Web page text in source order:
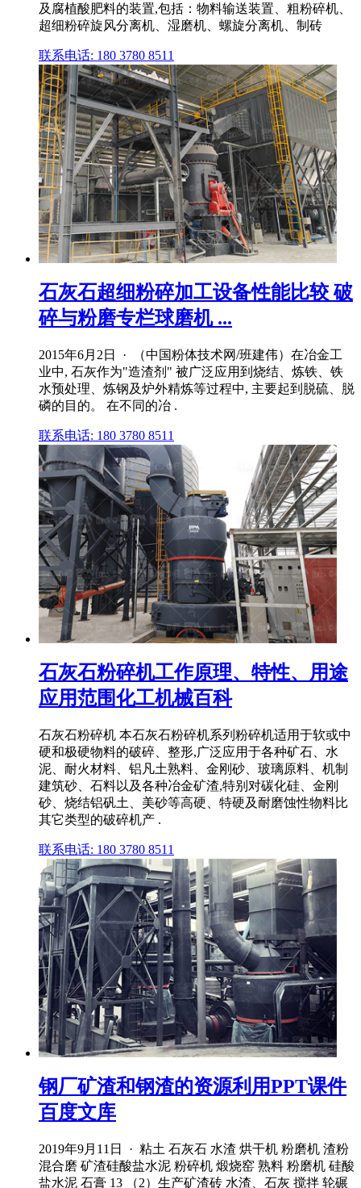
及腐植酸肥料的装置,包括：物料输送装置、粗粉碎机、
超细粉碎旋风分离机、湿磨机、螺旋分离机、制砖
联系电话: 180 3780 8511
石灰石超细粉碎加工设备性能比较 破
碎与粉磨专栏球磨机 ...
2015年6月2日 · （中国粉体技术网/班建伟）在冶金工
业中, 石灰作为"造渣剂" 被广泛应用到烧结、炼铁、铁
水预处理、炼钢及炉外精炼等过程中, 主要起到脱硫、脱
磷的目的。 在不同的冶 .
联系电话: 180 3780 8511
石灰石粉碎机工作原理、特性、用途
应用范围化工机械百科
石灰石粉碎机 本石灰石粉碎机系列粉碎机适用于软或中
硬和极硬物料的破碎、整形,广泛应用于各种矿石、水
泥、耐火材料、铝凡土熟料、金刚砂、玻璃原料、机制
建筑砂、石料以及各种冶金矿渣,特别对碳化硅、金刚
砂、烧结铝矾土、美砂等高硬、特硬及耐磨蚀性物料比
其它类型的破碎机产 .
联系电话: 180 3780 8511
钢厂矿渣和钢渣的资源利用PPT课件
百度文库
2019年9月11日 · 粘土 石灰石 水渣 烘干机 粉磨机 渣粉
混合磨 矿渣硅酸盐水泥 粉碎机 煅烧窑 熟料 粉磨机 硅酸
盐水泥 石膏 13 （2）生产矿渣砖 水渣、石灰 搅拌 轮碾